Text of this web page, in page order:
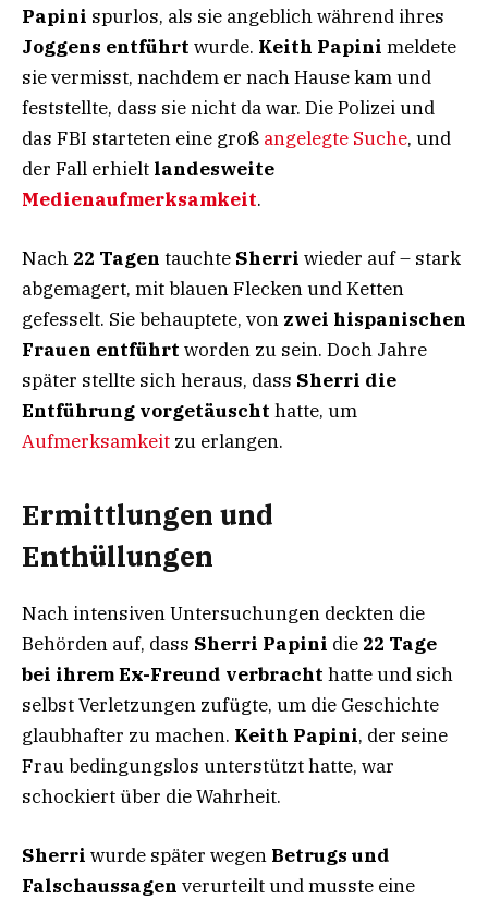
Papini spurlos, als sie angeblich während ihres
Joggens entführt wurde. Keith Papini meldete
sie vermisst, nachdem er nach Hause kam und
feststellte, dass sie nicht da war. Die Polizei und
das FBI starteten eine groß angelegte Suche, und
der Fall erhielt landesweite
Medienaufmerksamkeit.
Nach 22 Tagen tauchte Sherri wieder auf – stark
abgemagert, mit blauen Flecken und Ketten
gefesselt. Sie behauptete, von zwei hispanischen
Frauen entführt worden zu sein. Doch Jahre
später stellte sich heraus, dass Sherri die
Entführung vorgetäuscht hatte, um
Aufmerksamkeit zu erlangen.
Ermittlungen und
Enthüllungen
Nach intensiven Untersuchungen deckten die
Behörden auf, dass Sherri Papini die 22 Tage
bei ihrem Ex-Freund verbracht hatte und sich
selbst Verletzungen zufügte, um die Geschichte
glaubhafter zu machen. Keith Papini, der seine
Frau bedingungslos unterstützt hatte, war
schockiert über die Wahrheit.
Sherri wurde später wegen Betrugs und
Falschaussagen verurteilt und musste eine